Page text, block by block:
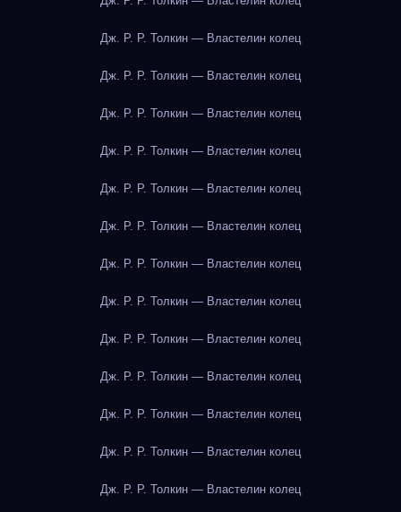
Дж. Р. Р. Толкин — Властелин колец
Дж. Р. Р. Толкин — Властелин колец
Дж. Р. Р. Толкин — Властелин колец
Дж. Р. Р. Толкин — Властелин колец
Дж. Р. Р. Толкин — Властелин колец
Дж. Р. Р. Толкин — Властелин колец
Дж. Р. Р. Толкин — Властелин колец
Дж. Р. Р. Толкин — Властелин колец
Дж. Р. Р. Толкин — Властелин колец
Дж. Р. Р. Толкин — Властелин колец
Дж. Р. Р. Толкин — Властелин колец
Дж. Р. Р. Толкин — Властелин колец
Дж. Р. Р. Толкин — Властелин колец